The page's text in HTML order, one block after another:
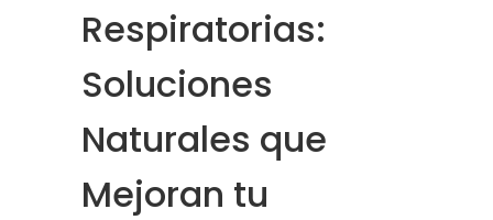
Respiratorias:
Soluciones
Naturales que
Mejoran tu